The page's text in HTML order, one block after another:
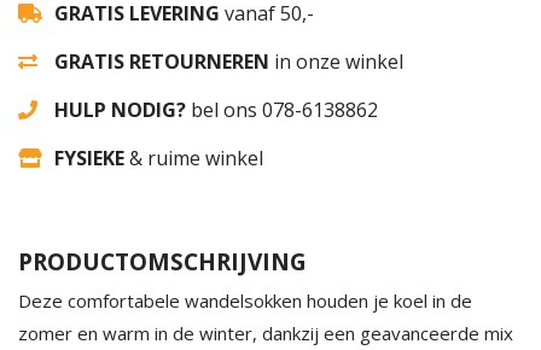
GRATIS LEVERING vanaf 50,-
GRATIS RETOURNEREN in onze winkel
HULP NODIG? bel ons 078-6138862
FYSIEKE& ruime winkel
PRODUCTOMSCHRIJVING
Deze comfortabele wandelsokken houden je koel in de
zomer en warm in de winter, dankzij een geavanceerde mix